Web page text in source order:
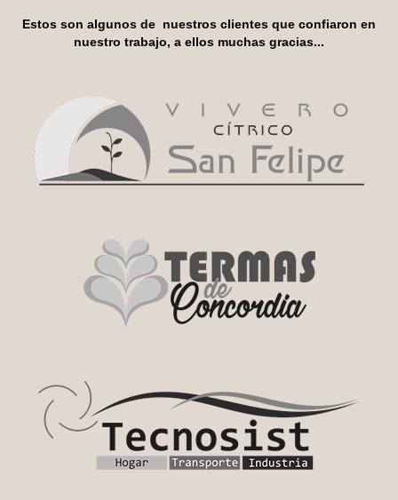
Estos son algunos de nuestros clientes que confiaron en
nuestro trabajo, a ellos muchas gracias...